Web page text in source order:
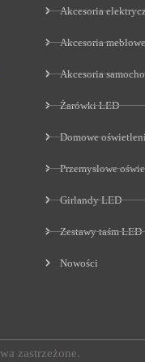
Akcesoria
Akcesoria meblowe
Akcesoria
Żarówki LED
Domowe
Przemysłowe
Girlandy LED
Zestawy taśm LED
Nowości
zastrzeżone.